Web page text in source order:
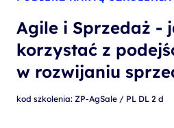
Agile i Sprzedaż -
korzystać z
w rozwijaniu
kod szkolenia: ZP-AgSale / PL DL 2 d